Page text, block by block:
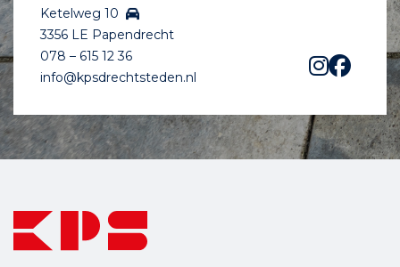
Ketelweg 10
3356 LE Papendrecht
078 – 615 12 36
info@kpsdrechtsteden.nl